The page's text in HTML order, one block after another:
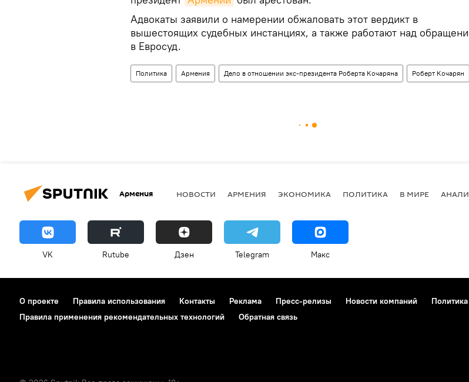
Адвокаты заявили о намерении обжаловать этот вердикт в
вышестоящих судебных инстанциях, а также работают над
в Евросуд.
Политика Армения Дело в отношении экс-президента Роберта Кочаряна Роберт Кочарян
Армения НОВОСТИ АРМЕНИЯ ЭКОНОМИКА ПОЛИТИКА В МИРЕ
VK Rutube Дзен Telegram Макс
О проекте Правила использования Контакты Реклама Пресс-релизы Новости компаний
Правила применения рекомендательных технологий
Обратная связь